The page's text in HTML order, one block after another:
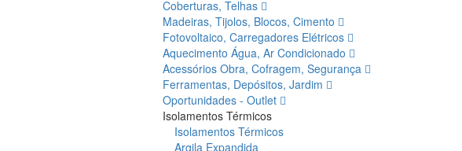
Coberturas, Telhas
Madeiras, Tijolos, Blocos, Cimento
Fotovoltaico, Carregadores Elétricos
Aquecimento Água, Ar Condicionado
Acessórios Obra, Cofragem, Segurança
Ferramentas, Depósitos, Jardim
Oportunidades - Outlet
Isolamentos Térmicos
Isolamentos Térmicos
Argila Expandida